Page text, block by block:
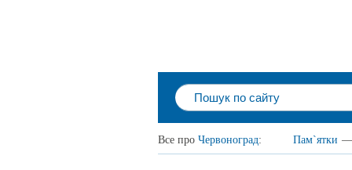
Все про Червоноград: Пам`ятки —